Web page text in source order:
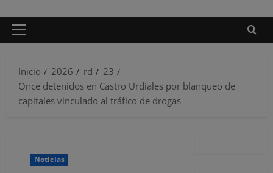
Menú
Inicio
2026 rd
23
Once detenidos en Castro Urdiales por blanqueo de
capitales vinculado al tráfico de drogas
Noticias